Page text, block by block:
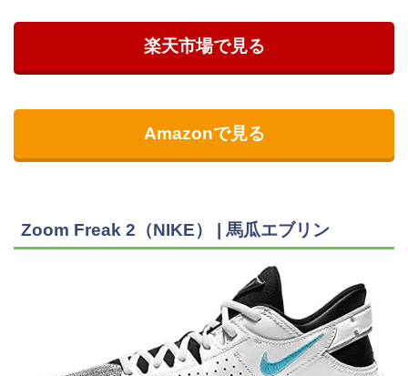
楽天市場で見る
Amazonで見る
Zoom Freak 2（NIKE） | 馬瓜エブリン